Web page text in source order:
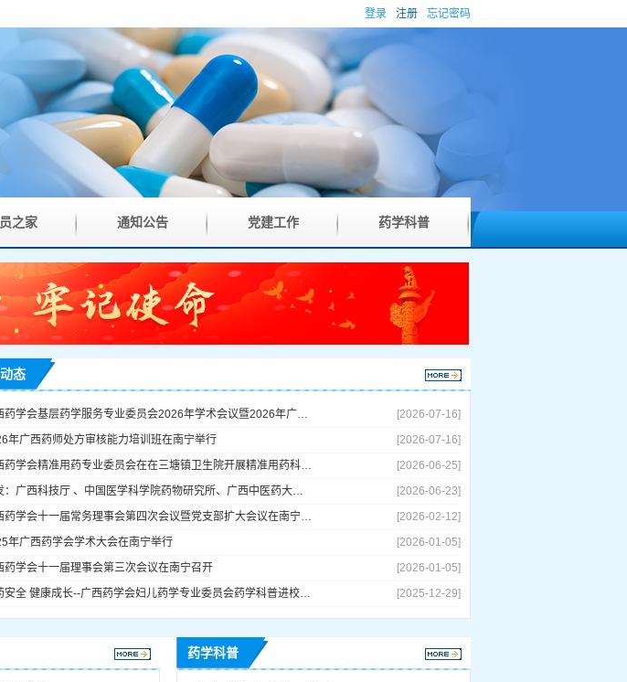
登录 注册 忘记密码
之家 通知公告 党建工作 药学科普
态
广西药学会基层药学服务专业委员会2026年学术会议暨2026年广西基层药学服务新进展培训班成功举办
[2026-07-16]
年广西药师处方审核能力培训班在南宁举行
[2026-07-16]
广西药学会精准用药专业委员会在在三塘镇卫生院开展精准用药科普小讲堂活动
[2026-06-25]
转发：广西科技厅 、中国医学科学院药物研究所、广西中医药大学签约共建广西天然药物研究院中国工程院院士庾石山出席并见证
[2026-06-23]
广西药学会十一届常务理事会第四次会议暨党支部扩大会议在南宁召开
[2026-02-12]
年广西药学会学术大会在南宁举行
[2026-01-05]
药学会十一届理事会第三次会议在南宁召开
[2026-01-05]
用药安全 健康成长--广西药学会妇儿药学专业委员会药学科普进校园活动
[2025-12-29]
药学科普